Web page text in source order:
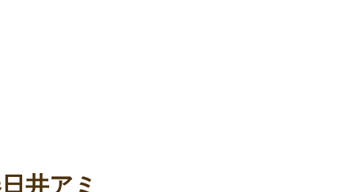
井アミ